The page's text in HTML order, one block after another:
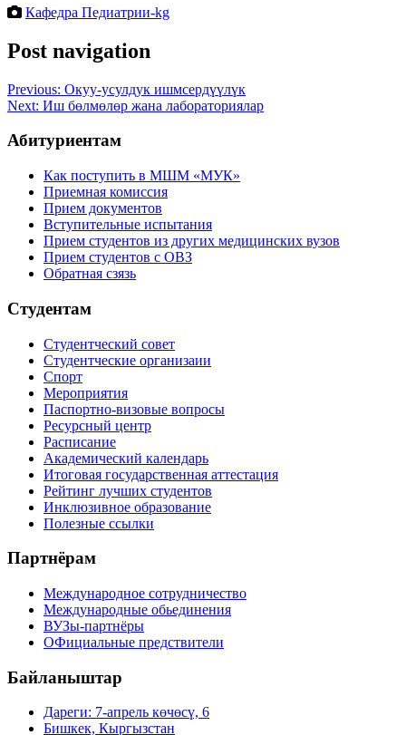
Кафедра Педиатрии-kg
Post navigation
Previous: Окуу-усулдук ишмсердүүлүк
Next: Иш бөлмөлөр жана лабораториялар
Абитуриентам
Как поступить в МШМ «МУК»
Приемная комиссия
Прием документов
Вступительные испытания
Прием студентов из других медицинских вузов
Прием студентов с ОВЗ
Обратная сзязь
Студентам
Студентческий совет
Студентческие организаии
Спорт
Мероприятия
Паспортно-визовые вопросы
Ресурсный центр
Расписание
Академический календарь
Итоговая государственная аттестация
Рейтинг лучших студентов
Инклюзивное образование
Полезные ссылки
Партнёрам
Международное сотрудничество
Международные обьединения
ВУЗы-партнёры
ОФициальные предствители
Байланыштар
Дареги: 7-апрель көчөсү, 6
Бишкек, Кыргызстан